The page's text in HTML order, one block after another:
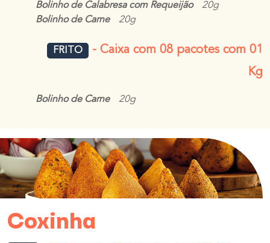
Bolinho de Calabresa com Requeijão
20g
Bolinho de Carne
20g
FRITO
- Caixa com 08 pacotes com 01
Kg
Bolinho de Carne 20g
Coxinha